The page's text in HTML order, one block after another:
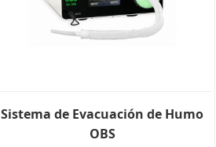
Sistema de Evacuación de Humo
OBS